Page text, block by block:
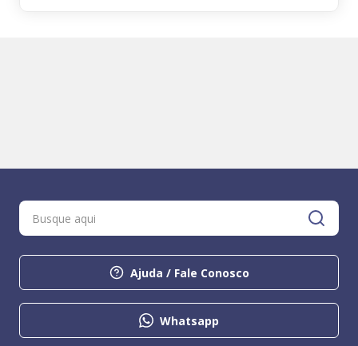
Ajuda / Fale Conosco
Whatsapp